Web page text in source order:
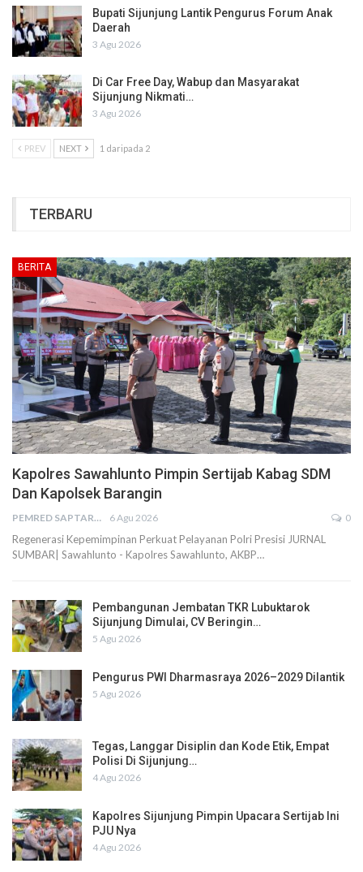
Bupati Sijunjung Lantik Pengurus Forum Anak
Daerah
3 Agu 2026
Di Car Free Day, Wabup dan Masyarakat
Sijunjung Nikmati…
3 Agu 2026
PREV NEXT 1 daripada 2
TERBARU
BERITA
Kapolres Sawahlunto Pimpin Sertijab Kabag SDM
Dan Kapolsek Barangin
PEMRED SAPTARIUS 6 Agu 2026 0
Regenerasi Kepemimpinan Perkuat Pelayanan Polri Presisi JURNAL
SUMBAR| Sawahlunto - Kapolres Sawahlunto, AKBP…
Pembangunan Jembatan TKR Lubuktarok
Sijunjung Dimulai, CV Beringin…
5 Agu 2026
Pengurus PWI Dharmasraya 2026–2029 Dilantik
5 Agu 2026
Tegas, Langgar Disiplin dan Kode Etik, Empat
Polisi Di Sijunjung…
4 Agu 2026
Kapolres Sijunjung Pimpin Upacara Sertijab Ini
PJU Nya
4 Agu 2026